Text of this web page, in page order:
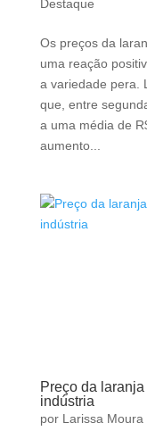
Destaque
Os preços da
uma reação
a variedade pera.
que, entre
a uma média de
aumento...
Preço da
indústria
por Larissa Moura